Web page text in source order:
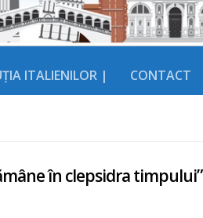
ITALIENILOR | CONTACT
în clepsidra timpului”